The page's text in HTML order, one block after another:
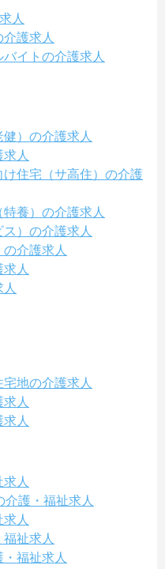
人
護求人
イトの介護求人
）の介護求人
人
住宅（サ高住）の介護
養）の介護求人
）の介護求人
介護求人
人
地の介護求人
人
人
人
護・福祉求人
人
祉求人
福祉求人